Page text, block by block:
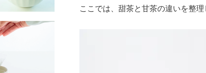
ここでは、甜茶と甘茶の違いを整